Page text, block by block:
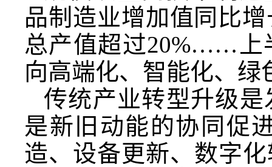
品制造业增加值同比
总产值超过20%……上
向高端化、智能化、绿
传统产业转型升级
是新旧动能的协同促
造、设备更新、数字